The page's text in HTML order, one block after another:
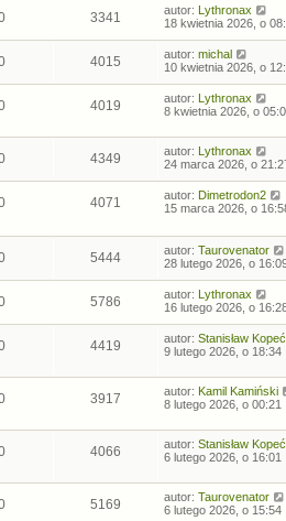
3341 autor: Lythronax
18 kwietnia 2026, o
4015 autor: michal
10 kwietnia 2026, o
4019 autor: Lythronax
8 kwietnia 2026, o
4349 autor: Lythronax
24 marca 2026, o
4071 autor: Dimetrodon2
15 marca 2026, o
5444 autor: Taurovenator
28 lutego 2026, o
5786 autor: Lythronax
16 lutego 2026, o
4419 autor: Stanisław Kopeć
9 lutego 2026, o 18:34
3917 autor: Kamil Kamiński
8 lutego 2026, o 00:21
4066 autor: Stanisław Kopeć
6 lutego 2026, o 16:01
5169 autor: Taurovenator
6 lutego 2026, o 15:54